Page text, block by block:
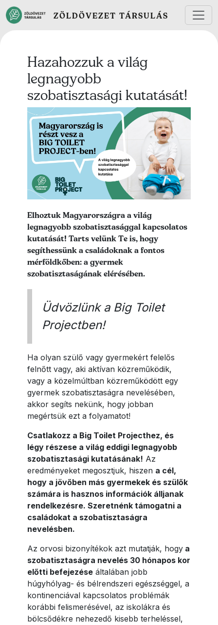
Ugrás a tartalomra
ZÖLDÖVEZET TÁRSULÁS
Hazahozzuk a világ
legnagyobb
szobatisztasági kutatását!
Lead kép
Lead szöveg
Elhoztuk Magyarországra a világ
legnagyobb szobatisztasággal kapcsolatos
kutatását! Tarts velünk Te is, hogy
segíthessünk a családoknak a fontos
mérföldkőben: a gyermek
szobatisztaságának elérésében.
Üdvözlünk a Big Toilet
Projectben!
Ha olyan szülő vagy gyermekért felelős
felnőtt vagy, aki aktívan közreműködik,
vagy a közelmúltban közreműködött egy
gyermek szobatisztaságra nevelésében,
akkor segíts nekünk, hogy jobban
megértsük ezt a folyamatot!
Csatlakozz a Big Toilet Projecthez, és
légy részese a világ eddigi legnagyobb
szobatisztasági kutatásának! Az
eredményeket megosztjuk, hiszen a cél,
hogy a jövőben más gyermekek és szülők
számára is hasznos információk álljanak
rendelkezésre. Szeretnénk támogatni a
családokat a szobatisztaságra
nevelésben.
Az orvosi bizonyítékok azt mutatják, hogy a
szobatisztaságra nevelés 30 hónapos kor
előtti befejezése általában jobb
húgyhólyag- és bélrendszeri egészséggel, a
kontinenciával kapcsolatos problémák
korábbi felismerésével, az iskolákra és
bölcsődékre nehezedő kisebb terheléssel,